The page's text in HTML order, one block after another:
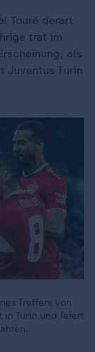
Touré derart
trat im
als
Juventus Turin
Treffers von
in Turin und feiert